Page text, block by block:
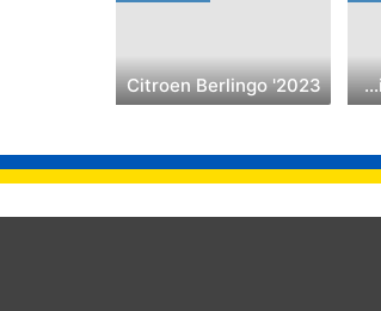
2025' Mitsubishi Outlander
2023' Citroen Berlingo